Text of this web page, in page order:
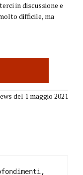
in discussione e
difficile, ma
del 1 maggio 2021